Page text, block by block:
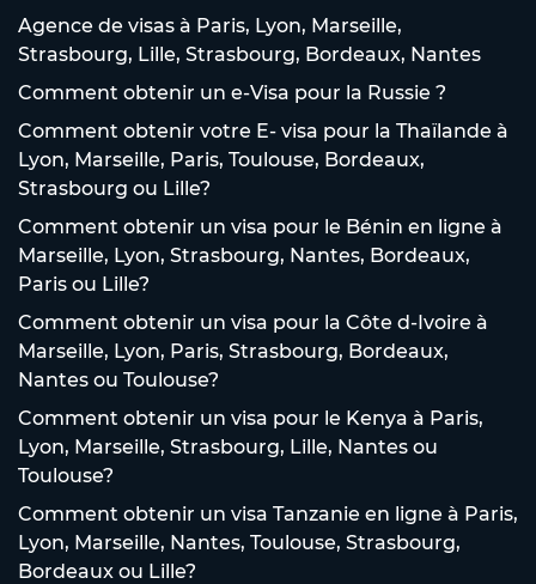
Agence de visas à Paris, Lyon, Marseille,
Strasbourg, Lille, Strasbourg, Bordeaux, Nantes
Comment obtenir un e-Visa pour la Russie ?
Comment obtenir votre E- visa pour la Thaïlande à
Lyon, Marseille, Paris, Toulouse, Bordeaux,
Strasbourg ou Lille?
Comment obtenir un visa pour le Bénin en ligne à
Marseille, Lyon, Strasbourg, Nantes, Bordeaux,
Paris ou Lille?
Comment obtenir un visa pour la Côte d-Ivoire à
Marseille, Lyon, Paris, Strasbourg, Bordeaux,
Nantes ou Toulouse?
Comment obtenir un visa pour le Kenya à Paris,
Lyon, Marseille, Strasbourg, Lille, Nantes ou
Toulouse?
Comment obtenir un visa Tanzanie en ligne à Paris,
Lyon, Marseille, Nantes, Toulouse, Strasbourg,
Bordeaux ou Lille?